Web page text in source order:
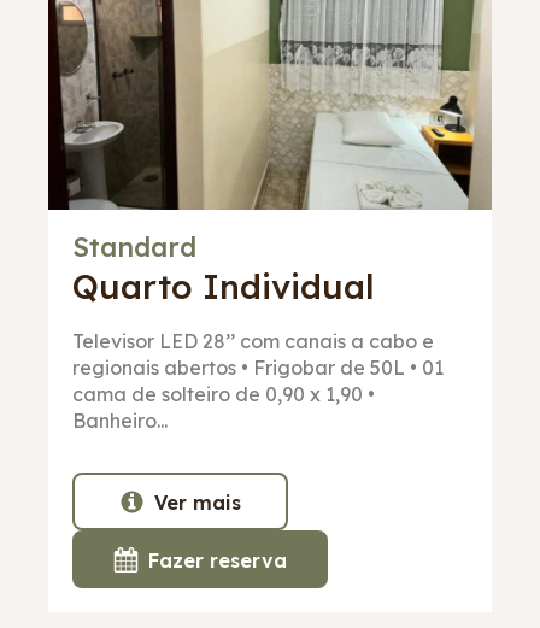
Standard
Quarto Individual
Televisor LED 28’’ com canais a cabo e
regionais abertos • Frigobar de 50L • 01
cama de solteiro de 0,90 x 1,90 •
Banheiro...
Ver mais
Fazer reserva